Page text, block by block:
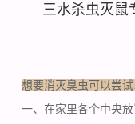
三水杀虫灭鼠
想要消灭臭虫可以尝试
一、在家里各个中央